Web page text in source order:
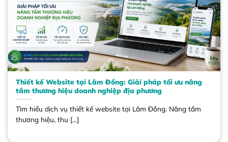
Thiết kế Website tại Lâm Đồng: Giải pháp tối ưu nâng
tầm thương hiệu doanh nghiệp địa phương
Tìm hiểu dịch vụ thiết kế website tại Lâm Đồng. Nâng tầm
thương hiệu, thu [...]